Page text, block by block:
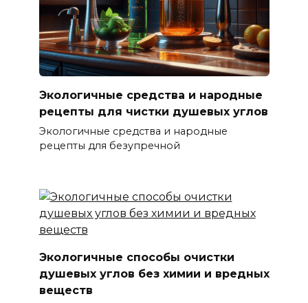
Экологичные средства и народные
рецепты для чистки душевых углов
Экологичные средства и народные
рецепты для безупречной
Экологичные способы очистки
душевых углов без химии и вредных
веществ